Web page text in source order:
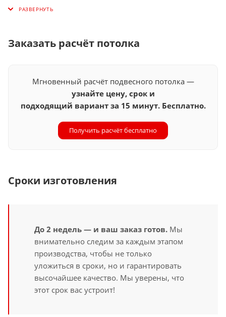
интегрируется с LED-светильниками и другими
Универсальное применение — идеально подходит
вашему интерьеру современный и индивидуальный
Заказать расчёт потолка
Мгновенный расчёт подвесного потолка —
узнайте цену, срок и
подходящий вариант за 15 минут. Бесплатно.
Получить расчёт бесплатно
Сроки изготовления
До 2 недель — и ваш заказ готов. Мы
внимательно следим за каждым этапом
производства, чтобы не только
уложиться в сроки, но и гарантировать
высочайшее качество. Мы уверены, что
этот срок вас устроит!